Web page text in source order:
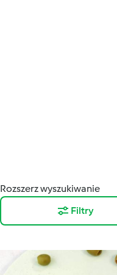
Rozszerz wyszukiwanie
Filtry